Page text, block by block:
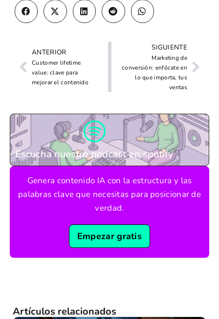
ANTERIOR
Customer lifetime
value: clave para
mejorar el contenido
SIGUIENTE
Marketing de
conversión: enfócate en
lo que importa, tus
ventas
Escucha nuestro podcast en spotify
Genera contenido IA con la estructura y las
palabras clave que necesitas para posicionar de
verdad.
Empezar gratis
Artículos relacionados